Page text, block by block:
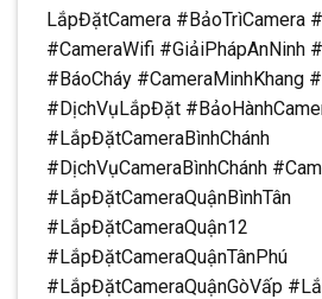
LắpĐặtCamera #BảoTrìCamera
#CameraWifi #GiảiPhápAnNinh
#BáoCháy #CameraMinhKhang
#DịchVụLắpĐặt
#LắpĐặtCameraBìnhChánh
#DịchVụCameraBìnhChánh
#LắpĐặtCameraQuậnBìnhTân
#LắpĐặtCameraQuận12
#LắpĐặtCameraQuậnTânPhú
#LắpĐặtCameraQuậnGòVấp